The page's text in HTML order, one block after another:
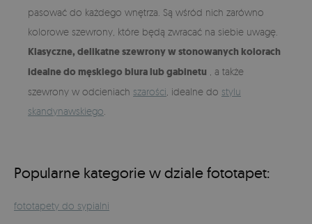
pasować do każdego wnętrza. Są wśród nich zarówno
kolorowe szewrony, które będą zwracać na siebie uwagę.
Klasyczne, delikatne szewrony w stonowanych kolorach
idealne do męskiego biura lub gabinetu , a także
szewrony w odcieniach szarości , idealne do stylu
skandynawskiego
Popularne kategorie w dziale fototapet:
fototapety do sypialni